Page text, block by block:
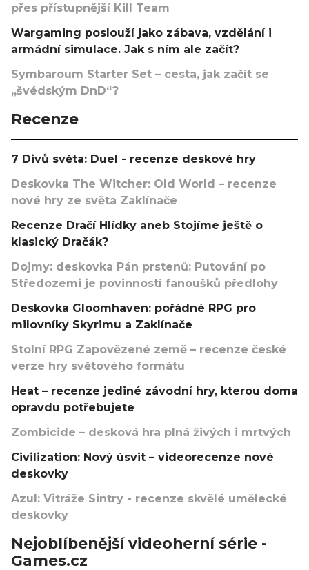
přes přístupnější Kill Team
Wargaming poslouží jako zábava, vzdělání i
armádní simulace. Jak s ním ale začít?
Symbaroum Starter Set – cesta, jak začít se
„švédským DnD“?
Recenze
7 Divů světa: Duel - recenze deskové hry
Deskovka The Witcher: Old World – recenze
nové hry ze světa Zaklínače
Recenze Dračí Hlídky aneb Stojíme ještě o
klasický Dračák?
Dojmy: deskovka Pán prstenů: Putování po
Středozemi je povinností fanoušků předlohy
Deskovka Gloomhaven: pořádné RPG pro
milovníky Skyrimu a Zaklínače
Stolní RPG Zapovězené země – recenze české
verze hry světového formátu
Heat – recenze jediné závodní hry, kterou doma
opravdu potřebujete
Zombicide – desková hra plná živých i mrtvých
Civilization: Nový úsvit – videorecenze nové
deskovky
Azul: Vitráže Sintry - recenze skvělé umělecké
deskovky
Nejoblíbenější videoherní série -
Games.cz